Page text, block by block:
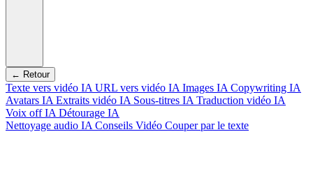
← Retour
Texte vers vidéo IA URL vers vidéo IA Images IA Copywriting IA
Avatars IA Extraits vidéo IA Sous-titres IA Traduction vidéo IA
Voix off IA Détourage IA
Nettoyage audio IA Conseils Vidéo Couper par le texte